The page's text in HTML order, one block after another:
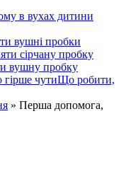
в вухах дитини
вушні пробки
сірчану пробку
вушну пробку
Що робити,
» Перша допомога,